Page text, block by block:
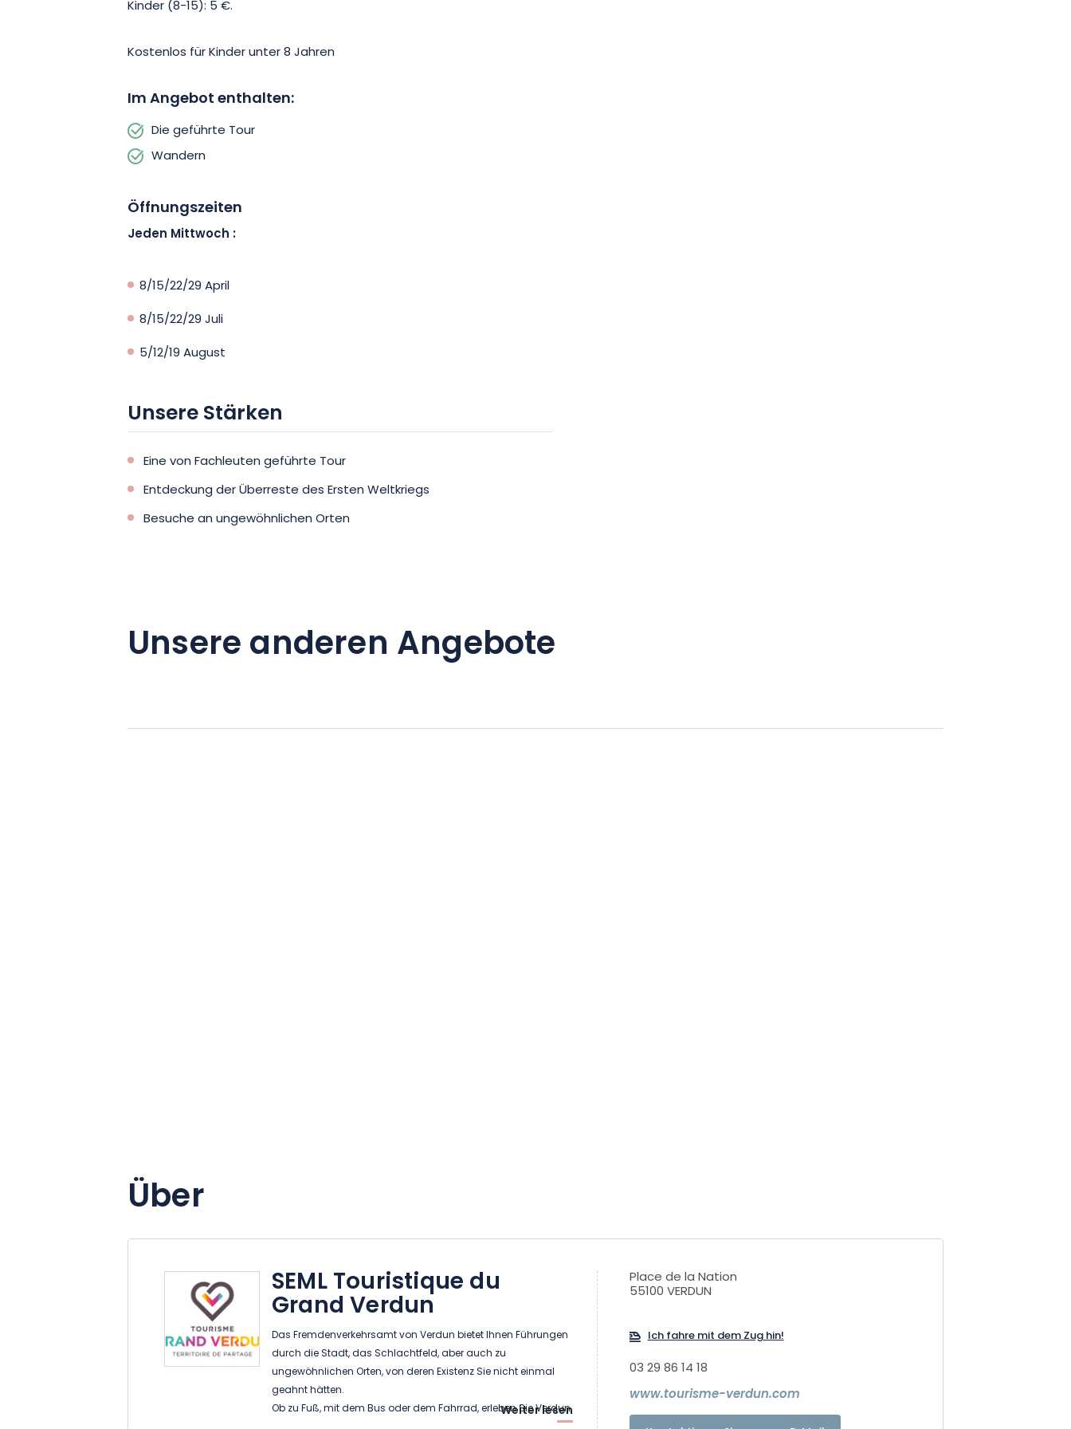
Kinder (8-15): 5 €.
Kostenlos für Kinder unter 8 Jahren
Im Angebot enthalten:
Die geführte Tour
Wandern
Öffnungszeiten
Jeden Mittwoch :
8/15/22/29 April
8/15/22/29 Juli
5/12/19 August
Unsere Stärken
Eine von Fachleuten geführte Tour
Entdeckung der Überreste des Ersten Weltkriegs
Besuche an ungewöhnlichen Orten
Unsere anderen Angebote
Über
SEML Touristique du
Grand Verdun
Das Fremdenverkehrsamt von Verdun bietet Ihnen Führungen
durch die Stadt, das Schlachtfeld, aber auch zu
ungewöhnlichen Orten, von deren Existenz Sie nicht einmal
geahnt hätten.
Ob zu Fuß, mit dem Bus oder dem Fahrrad, erleben Sie Verdun
Weiter lesen
Place de la Nation
55100 VERDUN
Ich fahre mit dem Zug hin!
03 29 86 14 18
www.tourisme-verdun.com